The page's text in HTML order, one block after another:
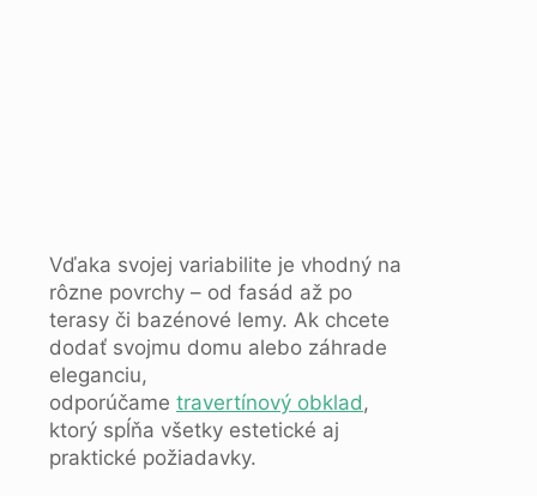
Vďaka svojej variabilite je vhodný na
rôzne povrchy – od fasád až po
terasy či bazénové lemy. Ak chcete
dodať svojmu domu alebo záhrade
eleganciu,
odporúčame travertínový obklad ,
ktorý spĺňa všetky estetické aj
praktické požiadavky.